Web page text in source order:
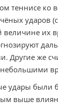
теннисе ко
ударов
величине их
Другие же
небольшими
удары были
выше